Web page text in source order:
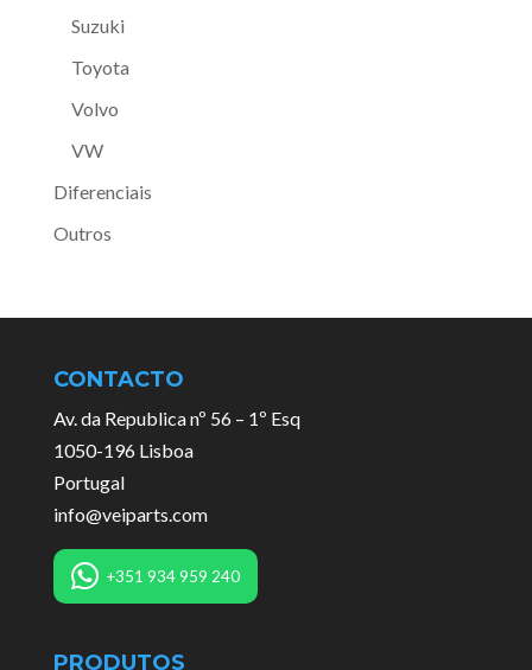
Suzuki
Toyota
Volvo
VW
Diferenciais
Outros
CONTACTO
Av. da Republica nº 56 – 1º Esq
1050-196 Lisboa
Portugal
info@veiparts.com
+351 934 959 240
PRODUTOS